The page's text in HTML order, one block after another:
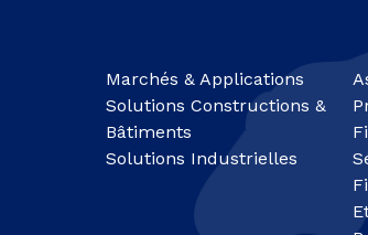
Marchés & Applications
Solutions Constructions &
Bâtiments
Solutions Industrielles